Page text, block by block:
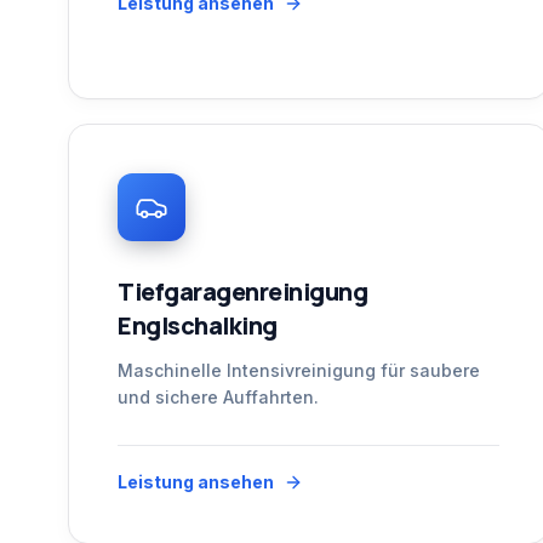
Tiefgaragenreinigung
Englschalking
Maschinelle Intensivreinigung für saubere
und sichere Auffahrten.
Leistung ansehen